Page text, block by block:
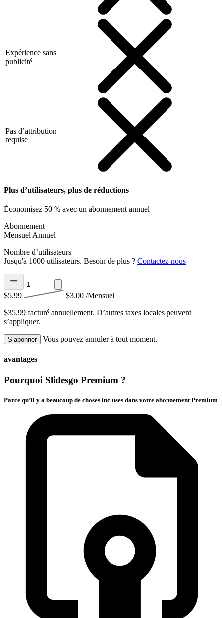
Expérience sans
publicité
Pas d’attribution
requise
Plus d’utilisateurs, plus de réductions
Économisez 50 % avec un abonnement annuel
Abonnement
Mensuel Annuel
Nombre d’utilisateurs
Jusqu'à 1000 utilisateurs. Besoin de plus ? Contactez-nous
$5.99 $3.00 /Mensuel
$35.99 facturé annuellement. D’autres taxes locales peuvent
s’appliquer.
S’abonner Vous pouvez annuler à tout moment.
avantages
Pourquoi Slidesgo Premium ?
Parce qu’il y a beaucoup de choses incluses dans votre abonnement Premium